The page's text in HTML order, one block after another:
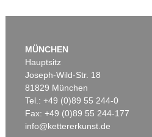
Auktion 416 - Lot 706
MÜNCHEN
Hauptsitz
Joseph-Wild-Str. 18
81829 München
Tel.: +49 (0)89 55 244-0
Fax: +49 (0)89 55 244-177
info@kettererkunst.de